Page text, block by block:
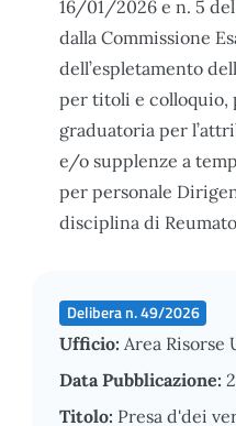
16/01/2026 e n. 5
dalla Commissione
dell’espletamento
per titoli e colloquio,
graduatoria per
e/o supplenze a
per personale
disciplina di
Delibera n. 49/2026
Ufficio: Area Risorse
Data Pubblicazione:
Titolo: Presa d'dei